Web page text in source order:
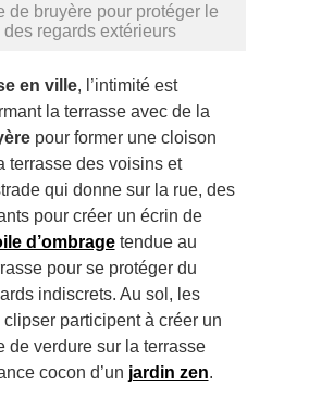
de bruyère pour protéger le
des regards extérieurs
en ville, l’intimité est
la terrasse avec de la
pour former une cloison
terrasse des voisins et
qui donne sur la rue, des
pour créer un écrin de
d’ombragetendue au
pour se protéger du
indiscrets. Au sol, les
participent à créer un
de verdure sur la terrasse
cocon d’un jardin zen.